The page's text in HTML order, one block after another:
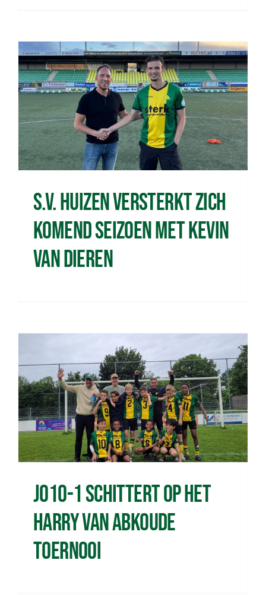
s.v. Huizen versterkt zich
komend seizoen met Kevin
van Dieren
JO10-1 schittert op het
Harry van Abkoude
Toernooi